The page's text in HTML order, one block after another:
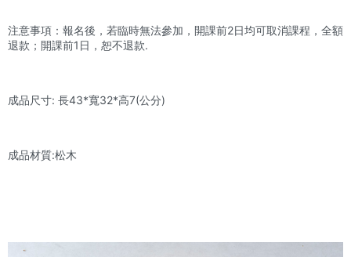
注意事項：報名後，若臨時無法參加，開課前2日均可取消課程，全額
退款；開課前1日，恕不退款.
成品尺寸: 長43*寬32*高7(公分)
成品材質:松木